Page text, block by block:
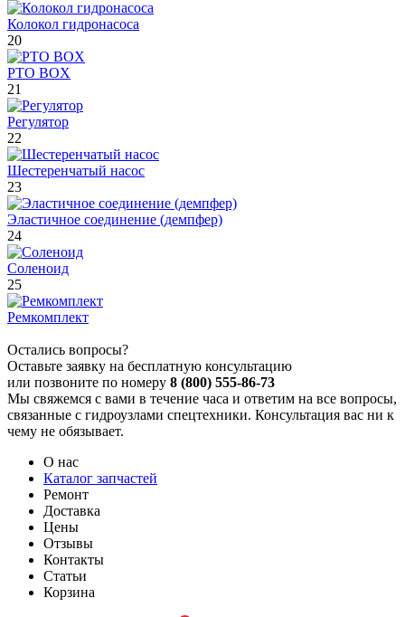
Колокол гидронасоса
20
PTO BOX
21
Регулятор
22
Шестеренчатый насос
23
Эластичное соединение (демпфер)
24
Соленоид
25
Ремкомплект
Остались вопросы?
Оставьте заявку на бесплатную консультацию
или позвоните по номеру 8 (800) 555-86-73
Мы свяжемся с вами в течение часа и ответим на все вопросы,
связанные с гидроузлами спецтехники. Консультация вас ни к
чему не обязывает.
О нас
Каталог запчастей
Ремонт
Доставка
Цены
Отзывы
Контакты
Статьи
Корзина